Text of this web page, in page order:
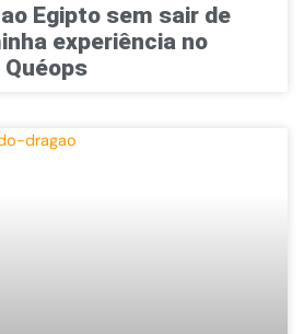
Egipto sem sair de
experiência no